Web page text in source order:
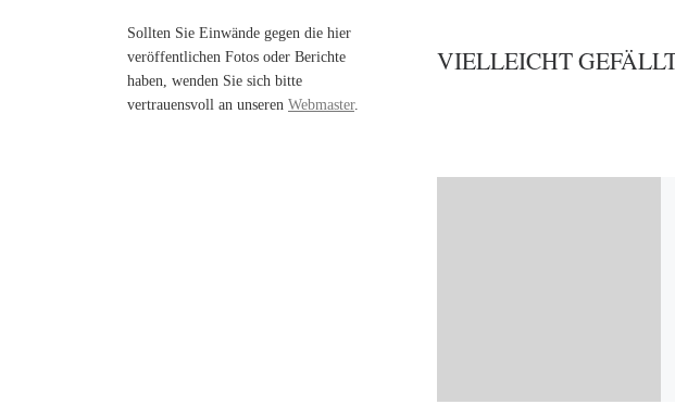
VIELLEICHT
Sollten Sie Einwände gegen die hier
veröffentlichen Fotos oder Berichte
haben, wenden Sie sich bitte
vertrauensvoll an unseren Webmaster.